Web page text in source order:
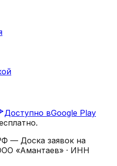
Доступно вGoogle Play
— Доска заявок на
«Амантаев» · ИНН